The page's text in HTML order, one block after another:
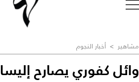
مشاهير > أخبار النجوم
وائل كفوري يصارح إليسا